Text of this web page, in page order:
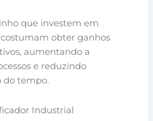
que investem em
obter ganhos
aumentando a
e reduzindo
do tempo.
Industrial